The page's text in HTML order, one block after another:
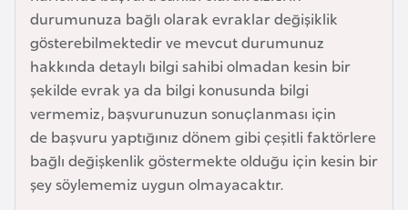
durumunuza bağlı olarak evraklar değişiklik
gösterebilmektedir ve mevcut durumunuz
hakkında detaylı bilgi sahibi olmadan kesin bir
şekilde evrak ya da bilgi konusunda bilgi
vermemiz, başvurunuzun sonuçlanması için
de başvuru yaptığınız dönem gibi çeşitli faktörlere
bağlı değişkenlik göstermekte olduğu için kesin bir
şey söylememiz uygun olmayacaktır.
l
g
a
r
i
s
t
a